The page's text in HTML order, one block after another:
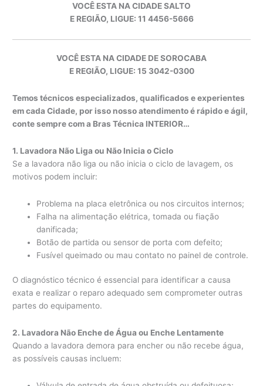
VOCÊ ESTA NA CIDADE SALTO
E REGIÃO, LIGUE: 11 4456-5666
VOCÊ ESTA NA CIDADE DE SOROCABA
E REGIÃO, LIGUE: 15 3042-0300
Temos técnicos especializados, qualificados e experientes
em cada Cidade, por isso nosso atendimento é rápido e ágil,
conte sempre com a Bras Técnica INTERIOR…
1. Lavadora Não Liga ou Não Inicia o Ciclo
Se a lavadora não liga ou não inicia o ciclo de lavagem, os
motivos podem incluir:
Problema na placa eletrônica ou nos circuitos internos;
Falha na alimentação elétrica, tomada ou fiação
danificada;
Botão de partida ou sensor de porta com defeito;
Fusível queimado ou mau contato no painel de controle.
O diagnóstico técnico é essencial para identificar a causa
exata e realizar o reparo adequado sem comprometer outras
partes do equipamento.
2. Lavadora Não Enche de Água ou Enche Lentamente
Quando a lavadora demora para encher ou não recebe água,
as possíveis causas incluem: